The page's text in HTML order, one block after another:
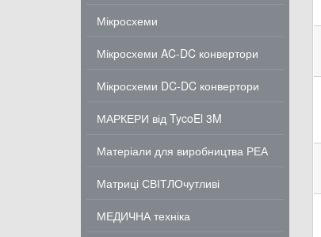
Мікросхеми
Мікросхеми AC-DC конвертори
Мікросхеми DC-DC конвертори
МАРКЕРИ від TycoEl 3M
Матеріали для виробництва РЕА
Матриці СВІТЛОчутливі
МЕДИЧНА техніка